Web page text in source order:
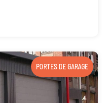
PORTES DE GARAGE